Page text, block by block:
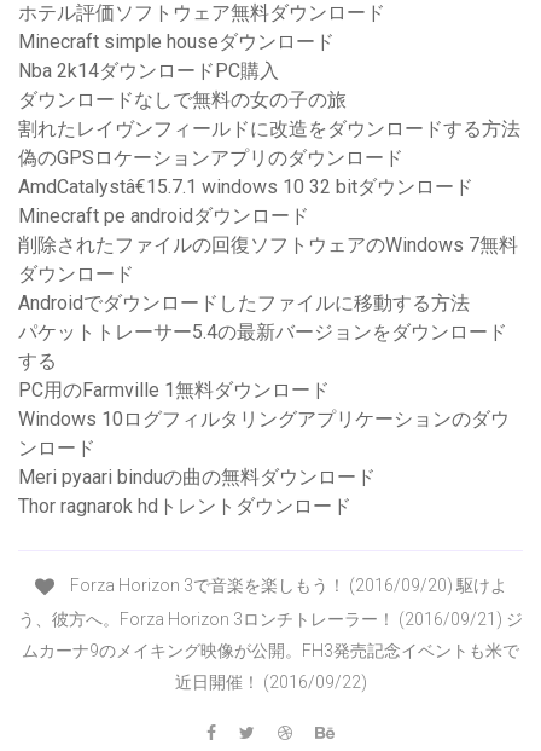
ホテル評価ソフトウェア無料ダウンロード
Minecraft simple houseダウンロード
Nba 2k14ダウンロードPC購入
ダウンロードなしで無料の女の子の旅
割れたレイヴンフィールドに改造をダウンロードする方法
偽のGPSロケーションアプリのダウンロード
AmdCatalystâ€15.7.1 windows 10 32 bitダウンロード
Minecraft pe androidダウンロード
削除されたファイルの回復ソフトウェアのWindows 7無料
ダウンロード
Androidでダウンロードしたファイルに移動する方法
パケットトレーサー5.4の最新バージョンをダウンロード
する
PC用のFarmville 1無料ダウンロード
Windows 10ログフィルタリングアプリケーションのダウ
ンロード
Meri pyaari binduの曲の無料ダウンロード
Thor ragnarok hdトレントダウンロード
Forza Horizon 3で音楽を楽しもう！ (2016/09/20) 駆けよ
う、彼方へ。Forza Horizon 3ロンチトレーラー！ (2016/09/21) ジ
ムカーナ9のメイキング映像が公開。FH3発売記念イベントも米で
近日開催！ (2016/09/22)